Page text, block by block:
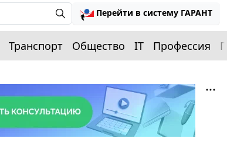
Перейти в систему ГАРАНТ
Транспорт Общество IT Профессия